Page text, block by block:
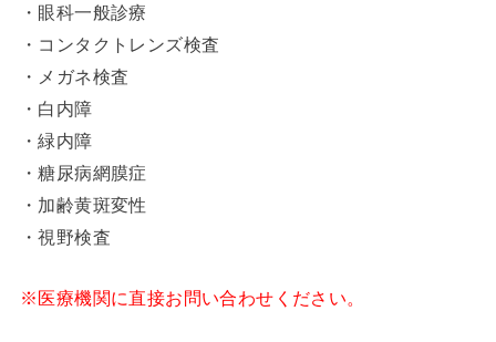
・眼科一般診療
・コンタクトレンズ検査
・メガネ検査
・白内障
・緑内障
・糖尿病網膜症
・加齢黄斑変性
・視野検査
※医療機関に直接お問い合わせください。